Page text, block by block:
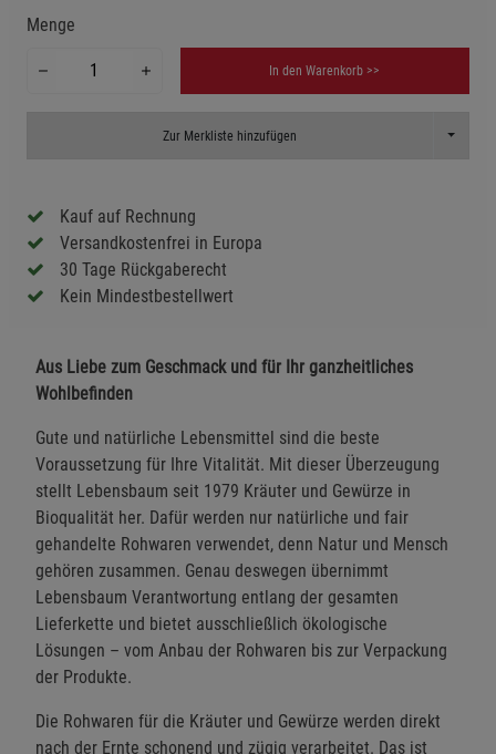
Menge
In den Warenkorb >>
Zur Merkliste hinzufügen Toggle
Kauf auf Rechnung
Versandkostenfrei in Europa
30 Tage Rückgaberecht
Kein Mindestbestellwert
Aus Liebe zum Geschmack und für Ihr ganzheitliches
Wohlbefinden
Gute und natürliche Lebensmittel sind die beste
Voraussetzung für Ihre Vitalität. Mit dieser Überzeugung
stellt Lebensbaum seit 1979 Kräuter und Gewürze in
Bioqualität her. Dafür werden nur natürliche und fair
gehandelte Rohwaren verwendet, denn Natur und Mensch
gehören zusammen. Genau deswegen übernimmt
Lebensbaum Verantwortung entlang der gesamten
Lieferkette und bietet ausschließlich ökologische
Lösungen – vom Anbau der Rohwaren bis zur Verpackung
der Produkte.
Die Rohwaren für die Kräuter und Gewürze werden direkt
nach der Ernte schonend und zügig verarbeitet. Das ist